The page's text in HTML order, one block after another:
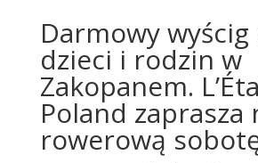
Darmowy wyścig
dzieci i rodzin w
Zakopanem.
Poland zaprasza
rowerową